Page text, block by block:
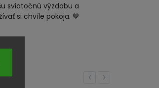
sviatočnú výzdobu a
si chvíle pokoja. 🤎
Previous
Next